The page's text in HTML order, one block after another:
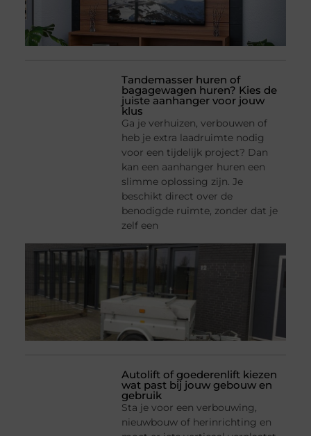
Tandemasser huren of
bagagewagen huren? Kies de
juiste aanhanger voor jouw
klus
Ga je verhuizen, verbouwen of
heb je extra laadruimte nodig
voor een tijdelijk project? Dan
kan een aanhanger huren een
slimme oplossing zijn. Je
beschikt direct over de
benodigde ruimte, zonder dat je
zelf een
Autolift of goederenlift kiezen
wat past bij jouw gebouw en
gebruik
Sta je voor een verbouwing,
nieuwbouw of herinrichting en